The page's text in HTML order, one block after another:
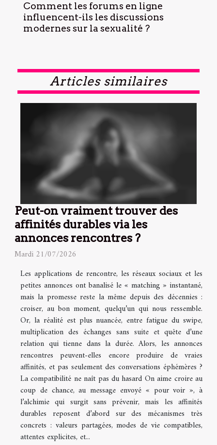
Comment les forums en ligne
influencent-ils les discussions
modernes sur la sexualité ?
Articles similaires
Peut-on vraiment trouver des
affinités durables via les
annonces rencontres ?
Mardi 21/07/2026
Les applications de rencontre, les réseaux sociaux et les
petites annonces ont banalisé le « matching » instantané,
mais la promesse reste la même depuis des décennies :
croiser, au bon moment, quelqu’un qui nous ressemble.
Or, la réalité est plus nuancée, entre fatigue du swipe,
multiplication des échanges sans suite et quête d’une
relation qui tienne dans la durée. Alors, les annonces
rencontres peuvent-elles encore produire de vraies
affinités, et pas seulement des conversations éphémères ?
La compatibilité ne naît pas du hasard On aime croire au
coup de chance, au message envoyé « pour voir », à
l’alchimie qui surgit sans prévenir, mais les affinités
durables reposent d’abord sur des mécanismes très
concrets : valeurs partagées, modes de vie compatibles,
attentes explicites, et...